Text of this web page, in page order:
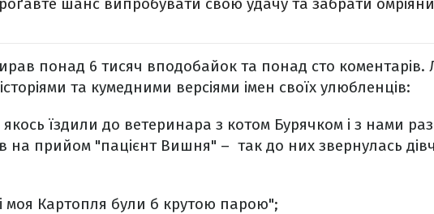
понад 6 тисяч вподобайок та понад сто коментарів.
та кумедними версіями імен своїх улюбленців:
їздили до ветеринара з котом Бурячком і з нами
на прийом "пацієнт Вишня" – так до них звернулась
моя Картопля були б крутою парою";